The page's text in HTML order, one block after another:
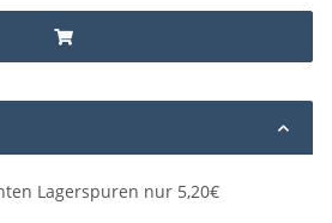
Lagerspuren nur 5,20€